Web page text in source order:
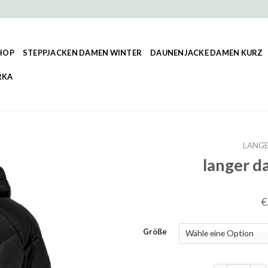
STEPPJACKEN DAMEN WINTER DAUNENJACKE DAMEN KURZ
langer
€
Größe